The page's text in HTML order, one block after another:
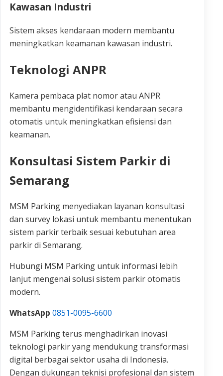
Kawasan Industri
Sistem akses kendaraan modern membantu
meningkatkan keamanan kawasan industri.
Teknologi ANPR
Kamera pembaca plat nomor atau ANPR
membantu mengidentifikasi kendaraan secara
otomatis untuk meningkatkan efisiensi dan
keamanan.
Konsultasi Sistem Parkir di
Semarang
MSM Parking menyediakan layanan konsultasi
dan survey lokasi untuk membantu menentukan
sistem parkir terbaik sesuai kebutuhan area
parkir di Semarang.
Hubungi MSM Parking untuk informasi lebih
lanjut mengenai solusi sistem parkir otomatis
modern.
WhatsApp 0851-0095-6600
MSM Parking terus menghadirkan inovasi
teknologi parkir yang mendukung transformasi
digital berbagai sektor usaha di Indonesia.
Dengan dukungan teknisi profesional dan sistem